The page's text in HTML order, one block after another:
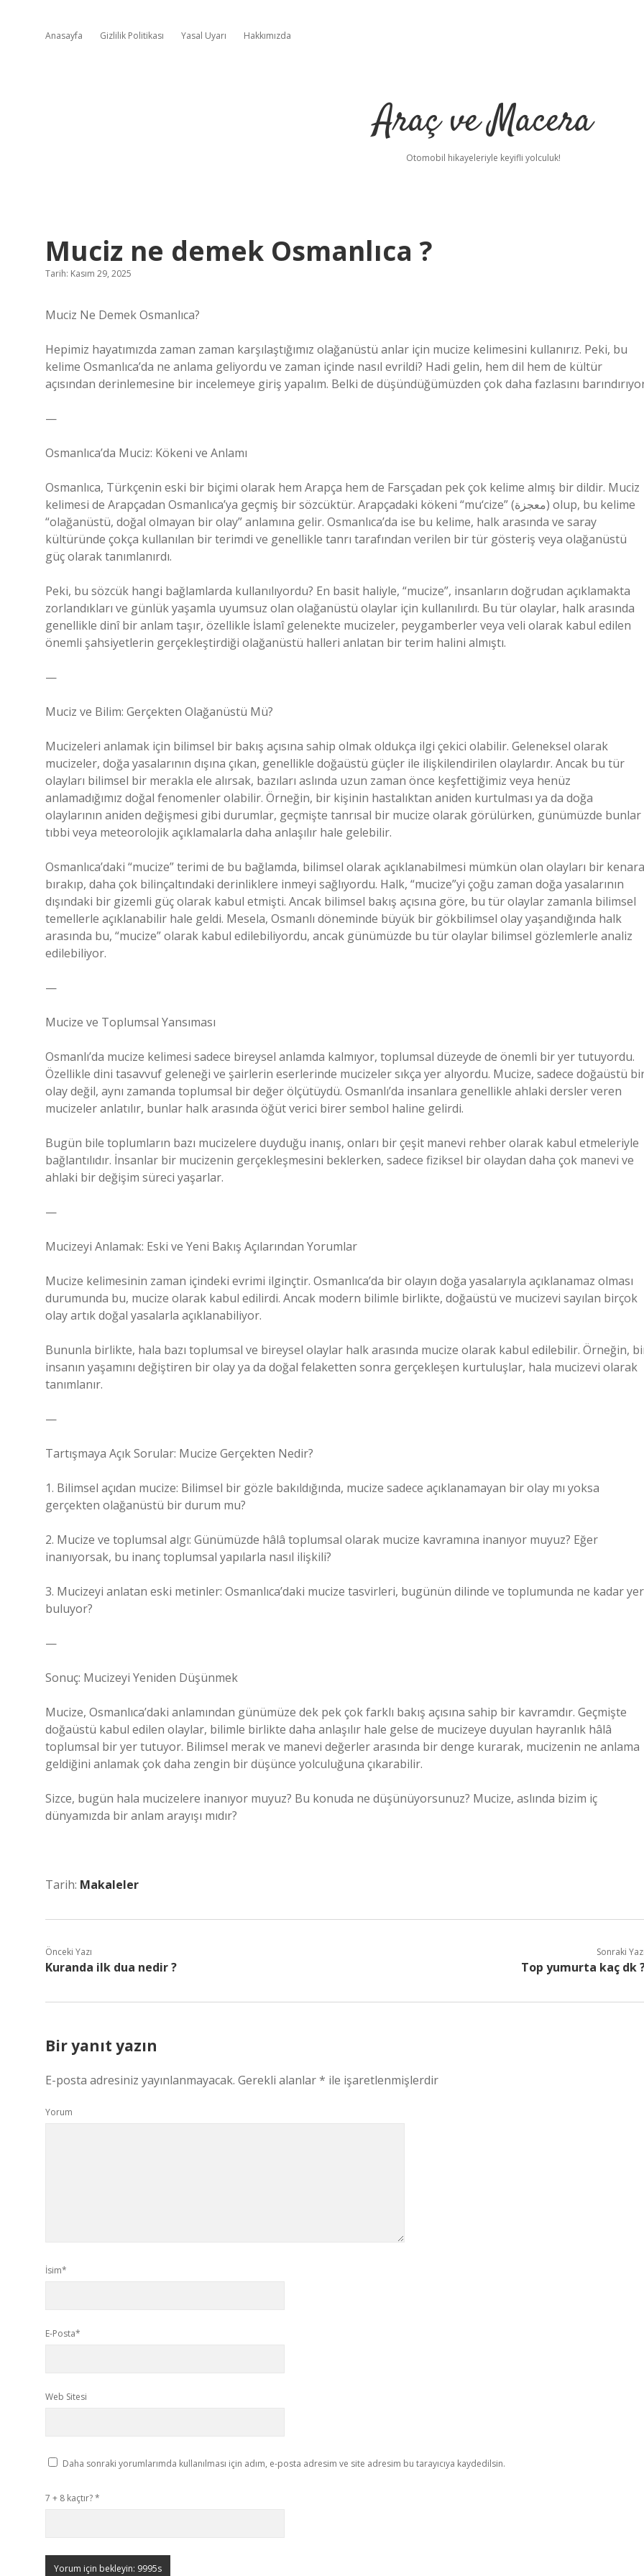
Anasayfa Gizlilik Politikası Yasal Uyarı Hakkımızda
Araç ve Macera
Otomobil hikayeleriyle keyifli yolculuk!
Muciz ne demek Osmanlıca ?
Tarih: Kasım 29, 2025
Muciz Ne Demek Osmanlıca?
Hepimiz hayatımızda zaman zaman karşılaştığımız olağanüstü anlar için mucize kelimesini kullanırız. Peki, bu
kelime Osmanlıca’da ne anlama geliyordu ve zaman içinde nasıl evrildi? Hadi gelin, hem dil hem de kültür
açısından derinlemesine bir incelemeye giriş yapalım. Belki de düşündüğümüzden çok daha fazlasını
—
Osmanlıca’da Muciz: Kökeni ve Anlamı
Osmanlıca, Türkçenin eski bir biçimi olarak hem Arapça hem de Farsçadan pek çok kelime almış bir dildir. Muciz
kelimesi de Arapçadan Osmanlıca’ya geçmiş bir sözcüktür. Arapçadaki kökeni “mu‘cize” (معجزة) olup, bu kelime
“olağanüstü, doğal olmayan bir olay” anlamına gelir. Osmanlıca’da ise bu kelime, halk arasında ve saray
kültüründe çokça kullanılan bir terimdi ve genellikle tanrı tarafından verilen bir tür gösteriş veya olağanüstü
güç olarak tanımlanırdı.
Peki, bu sözcük hangi bağlamlarda kullanılıyordu? En basit haliyle, “mucize”, insanların doğrudan açıklamakta
zorlandıkları ve günlük yaşamla uyumsuz olan olağanüstü olaylar için kullanılırdı. Bu tür olaylar, halk arasında
genellikle dinî bir anlam taşır, özellikle İslamî gelenekte mucizeler, peygamberler veya veli olarak kabul edilen
önemli şahsiyetlerin gerçekleştirdiği olağanüstü halleri anlatan bir terim halini almıştı.
—
Muciz ve Bilim: Gerçekten Olağanüstü Mü?
Mucizeleri anlamak için bilimsel bir bakış açısına sahip olmak oldukça ilgi çekici olabilir. Geleneksel olarak
mucizeler, doğa yasalarının dışına çıkan, genellikle doğaüstü güçler ile ilişkilendirilen olaylardır. Ancak bu tür
olayları bilimsel bir merakla ele alırsak, bazıları aslında uzun zaman önce keşfettiğimiz veya henüz
anlamadığımız doğal fenomenler olabilir. Örneğin, bir kişinin hastalıktan aniden kurtulması ya da doğa
olaylarının aniden değişmesi gibi durumlar, geçmişte tanrısal bir mucize olarak görülürken, günümüzde bunlar
tıbbi veya meteorolojik açıklamalarla daha anlaşılır hale gelebilir.
Osmanlıca’daki “mucize” terimi de bu bağlamda, bilimsel olarak açıklanabilmesi mümkün olan olayları bir kenara
bırakıp, daha çok bilinçaltındaki derinliklere inmeyi sağlıyordu. Halk, “mucize”yi çoğu zaman doğa yasalarının
dışındaki bir gizemli güç olarak kabul etmişti. Ancak bilimsel bakış açısına göre, bu tür olaylar zamanla bilimsel
temellerle açıklanabilir hale geldi. Mesela, Osmanlı döneminde büyük bir gökbilimsel olay yaşandığında halk
arasında bu, “mucize” olarak kabul edilebiliyordu, ancak günümüzde bu tür olaylar bilimsel gözlemlerle analiz
edilebiliyor.
—
Mucize ve Toplumsal Yansıması
Osmanlı’da mucize kelimesi sadece bireysel anlamda kalmıyor, toplumsal düzeyde de önemli bir yer tutuyordu.
Özellikle dini tasavvuf geleneği ve şairlerin eserlerinde mucizeler sıkça yer alıyordu. Mucize, sadece doğaüstü
olay değil, aynı zamanda toplumsal bir değer ölçütüydü. Osmanlı’da insanlara genellikle ahlaki dersler veren
mucizeler anlatılır, bunlar halk arasında öğüt verici birer sembol haline gelirdi.
Bugün bile toplumların bazı mucizelere duyduğu inanış, onları bir çeşit manevi rehber olarak kabul etmeleriyle
bağlantılıdır. İnsanlar bir mucizenin gerçekleşmesini beklerken, sadece fiziksel bir olaydan daha çok manevi ve
ahlaki bir değişim süreci yaşarlar.
—
Mucizeyi Anlamak: Eski ve Yeni Bakış Açılarından Yorumlar
Mucize kelimesinin zaman içindeki evrimi ilginçtir. Osmanlıca’da bir olayın doğa yasalarıyla açıklanamaz olması
durumunda bu, mucize olarak kabul edilirdi. Ancak modern bilimle birlikte, doğaüstü ve mucizevi sayılan birçok
olay artık doğal yasalarla açıklanabiliyor.
Bununla birlikte, hala bazı toplumsal ve bireysel olaylar halk arasında mucize olarak kabul edilebilir. Örneğin,
insanın yaşamını değiştiren bir olay ya da doğal felaketten sonra gerçekleşen kurtuluşlar, hala mucizevi olarak
tanımlanır.
—
Tartışmaya Açık Sorular: Mucize Gerçekten Nedir?
1. Bilimsel açıdan mucize: Bilimsel bir gözle bakıldığında, mucize sadece açıklanamayan bir olay mı yoksa
gerçekten olağanüstü bir durum mu?
2. Mucize ve toplumsal algı: Günümüzde hâlâ toplumsal olarak mucize kavramına inanıyor muyuz? Eğer
inanıyorsak, bu inanç toplumsal yapılarla nasıl ilişkili?
3. Mucizeyi anlatan eski metinler: Osmanlıca’daki mucize tasvirleri, bugünün dilinde ve toplumunda ne kadar yer
buluyor?
—
Sonuç: Mucizeyi Yeniden Düşünmek
Mucize, Osmanlıca’daki anlamından günümüze dek pek çok farklı bakış açısına sahip bir kavramdır. Geçmişte
doğaüstü kabul edilen olaylar, bilimle birlikte daha anlaşılır hale gelse de mucizeye duyulan hayranlık hâlâ
toplumsal bir yer tutuyor. Bilimsel merak ve manevi değerler arasında bir denge kurarak, mucizenin ne anlama
geldiğini anlamak çok daha zengin bir düşünce yolculuğuna çıkarabilir.
Sizce, bugün hala mucizelere inanıyor muyuz? Bu konuda ne düşünüyorsunuz? Mucize, aslında bizim iç
dünyamızda bir anlam arayışı mıdır?
Tarih: Makaleler
Önceki Yazı
Kuranda ilk dua nedir ?
Sonraki
Top yumurta kaç dk
Bir yanıt yazın
E-posta adresiniz yayınlanmayacak. Gerekli alanlar* ile işaretlenmişlerdir
Yorum
İsim*
E-Posta*
Web Sitesi
Daha sonraki yorumlarımda kullanılması için adım, e-posta adresim ve site adresim bu tarayıcıya kaydedilsin.
7 + 8 kaçtır?*